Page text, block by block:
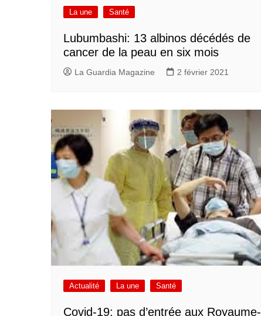
La une Santé
Lubumbashi: 13 albinos décédés de
cancer de la peau en six mois
La Guardia Magazine 2 février 2021
Actualité La une Santé
Covid-19: pas d’entrée aux Royaume-